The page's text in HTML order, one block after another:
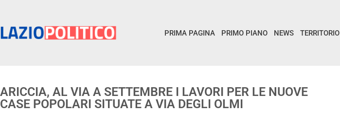
PRIMA PAGINA PRIMO PIANO NEWS TERRITORIO
ARICCIA, AL VIA A SETTEMBRE I LAVORI PER LE NUOVE
CASE POPOLARI SITUATE A VIA DEGLI OLMI